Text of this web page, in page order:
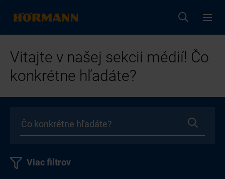
Vitajte v našej sekcii médií! Čo
konkrétne hľadáte?
Viac filtrov